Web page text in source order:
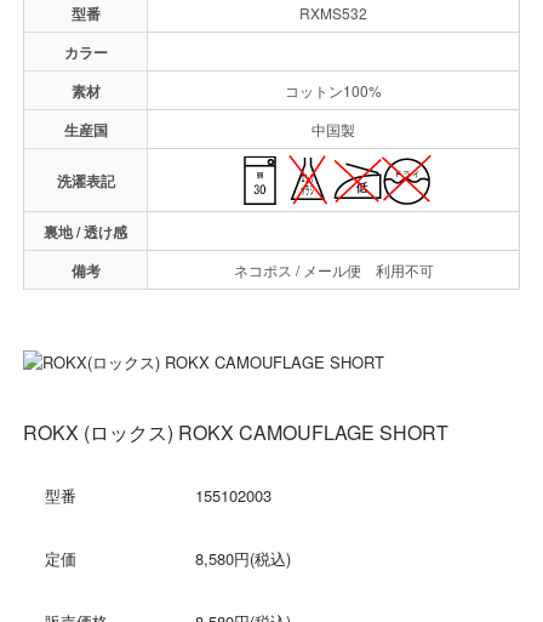
型番 RXMS532
カラー
素材
コットン100%
生産国 中国製
洗濯表記
裏地 / 透け感
備考
ネコポス / メール便 利用不可
ROKX (ロックス) ROKX CAMOUFLAGE SHORT
型番 155102003
定価 8,580円(税込)